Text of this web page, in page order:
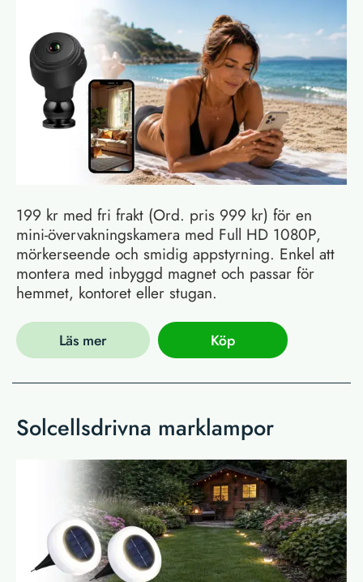
199 kr med fri frakt (Ord. pris 999 kr) för en
mini-övervakningskamera med Full HD 1080P,
mörkerseende och smidig appstyrning. Enkel att
montera med inbyggd magnet och passar för
hemmet, kontoret eller stugan.
Läs mer Köp
Solcellsdrivna marklampor